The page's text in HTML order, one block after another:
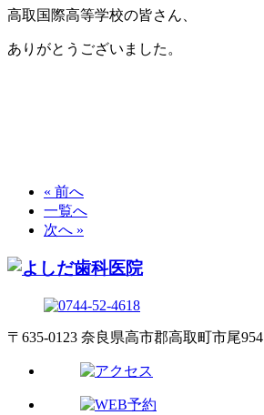
高取国際高等学校の皆さん、
ありがとうございました。
« 前へ
一覧へ
次へ »
〒635-0123 奈良県高市郡高取町市尾954